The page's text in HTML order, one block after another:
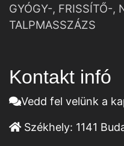
GYÓGY-, FRISSÍTŐ-,
TALPMASSZÁZS
Kontakt infó
Vedd fel velünk a
Székhely: 1141